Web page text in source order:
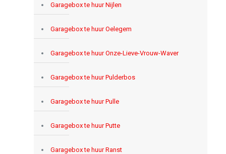
Garagebox te huur Nijlen
Garagebox te huur Oelegem
Garagebox te huur Onze-Lieve-Vrouw-Waver
Garagebox te huur Pulderbos
Garagebox te huur Pulle
Garagebox te huur Putte
Garagebox te huur Ranst